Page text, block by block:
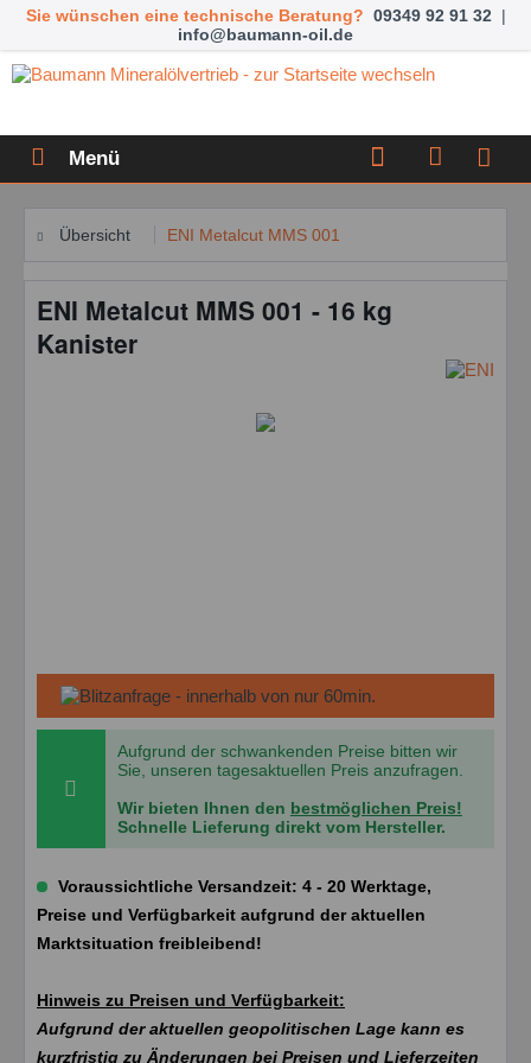
Sie wünschen eine technische Beratung? 09349 92 91 32 |
info@baumann-oil.de
Menü
Übersicht ENI Metalcut MMS 001
ENI Metalcut MMS 001 - 16 kg
Kanister
Aufgrund der schwankenden Preise bitten wir
Sie, unseren tagesaktuellen Preis anzufragen.
Wir bieten Ihnen den bestmöglichen Preis!
Schnelle Lieferung direkt vom Hersteller.
Voraussichtliche Versandzeit: 4 - 20 Werktage,
Preise und Verfügbarkeit aufgrund der aktuellen
Marktsituation freibleibend!
Hinweis zu Preisen und Verfügbarkeit:
Aufgrund der aktuellen geopolitischen Lage kann es
kurzfristig zu Änderungen bei Preisen und Lieferzeiten